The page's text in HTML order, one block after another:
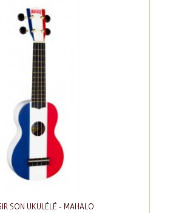
SON UKULÉLÉ - MAHALO